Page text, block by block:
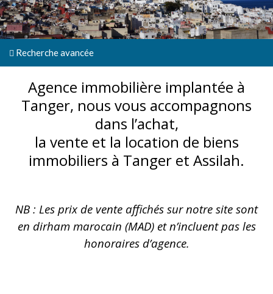
Recherche avancée
Agence immobilière implantée à
Tanger, nous vous accompagnons
dans l’achat,
la vente et la location de biens
immobiliers à Tanger et Assilah.
NB : Les prix de vente affichés sur notre site sont
en dirham marocain (MAD) et n’incluent pas les
honoraires d’agence.